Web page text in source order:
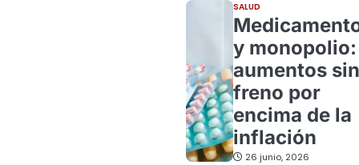
SALUD
y monopolio:
aumentos sin
freno por
encima de la
inflación
26 junio, 2026